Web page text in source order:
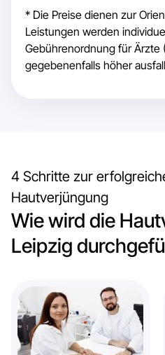
* Die Preise dienen zur
Leistungen werden
Gebührenordnung für Ärzte
gegebenenfalls höher
4 Schritte zur
Hautverjüngung
Wie wird die
Leipzig